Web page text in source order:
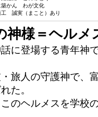
築かん わが文化
工 誠実（まこと）あり
神様＝ヘルメ
に登場する青年神
旅人の守護神で、
た。
のヘルメスを学校